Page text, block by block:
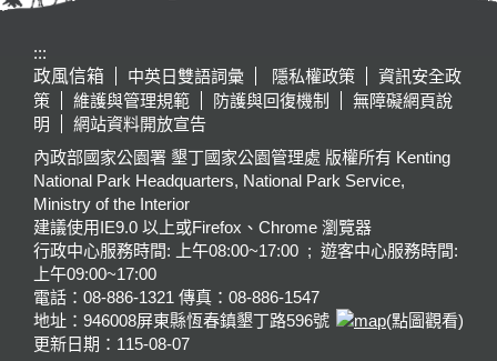
:::
政風信箱
中英日雙語詞彙 隱私權政策
資訊安全政
策
維護與管理規範 防護與回復機制
無障礙網頁說
明
網站資料開放宣告
內政部國家公園署 墾丁國家公園管理處 版權所有 Kenting
National Park Headquarters, National Park Service,
Ministry of the Interior
建議使用IE9.0 以上或Firefox、Chrome 瀏覽器
行政中心服務時間: 上午08:00~17:00 ; 遊客中心服務時間:
上午09:00~17:00
電話：08-886-1321 傳真：08-886-1547
地址：946008屏東縣恆春鎮墾丁路596號
(點圖觀看)
更新日期： 115-08-07